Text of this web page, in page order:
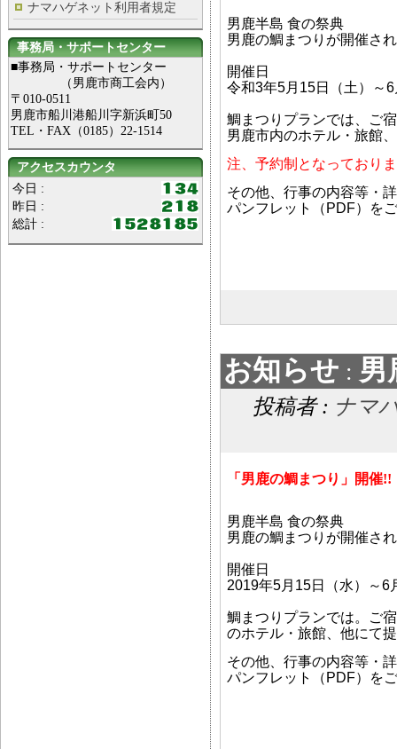
ナマハゲネット利用者規定
事務局・サポートセンター
■事務局・サポートセンター
（男鹿市商工会内）
〒010-0511
男鹿市船川港船川字新浜町50
TEL・FAX（0185）22-1514
アクセスカウンタ
今日 :
昨日 :
総計 :
男鹿半島 食の祭典
男鹿の鯛まつりが開催さ
開催日
令和3年5月15日（土）～
鯛まつりプランでは、ご
男鹿市内のホテル・旅館
注、予約制となっており
その他、行事の内容等・
パンフレット（PDF）を
お知らせ : 男
投稿者 : ナマ
「男鹿の鯛まつり」 開催!!
男鹿半島 食の祭典
男鹿の鯛まつりが開催さ
開催日
2019年5月15日（水）～6
鯛まつりプランでは。ご
のホテル・旅館、他にて
その他、行事の内容等・
パンフレット（PDF）を